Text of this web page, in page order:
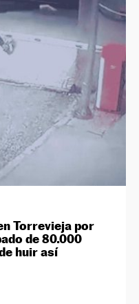
Torrevieja por
de 80.000
huir así